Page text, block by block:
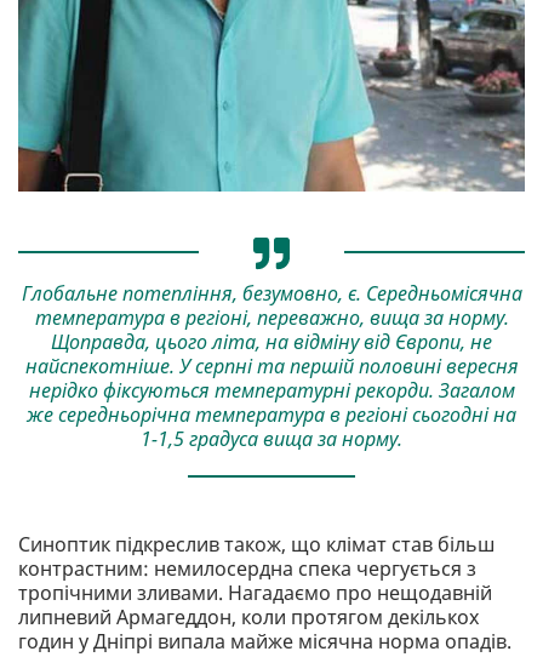
Глобальне потепління, безумовно, є. Середньомісячна
температура в регіоні, переважно, вища за норму.
Щоправда, цього літа, на відміну від Європи, не
найспекотніше. У серпні та першій половині вересня
нерідко фіксуються температурні рекорди. Загалом
же середньорічна температура в регіоні сьогодні на
1-1,5 градуса вища за норму.
Синоптик підкреслив також, що клімат став більш
контрастним: немилосердна спека чергується з
тропічними зливами. Нагадаємо про нещодавній
липневий Армагеддон, коли протягом декількох
годин у Дніпрі випала майже місячна норма опадів.